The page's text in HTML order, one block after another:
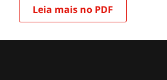
Leia mais no PDF